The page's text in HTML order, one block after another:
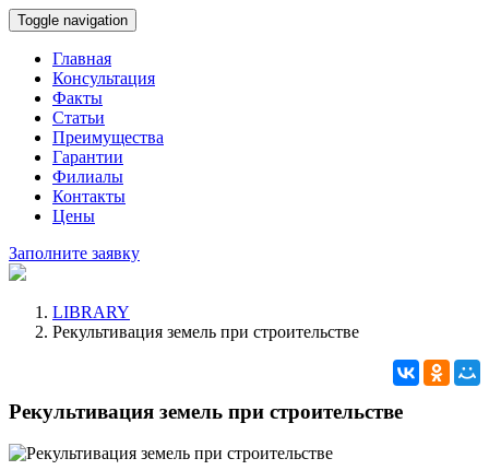
Toggle navigation
Главная
Консультация
Факты
Статьи
Преимущества
Гарантии
Филиалы
Контакты
Цены
Заполните заявку
LIBRARY
Рекультивация земель при строительстве
Рекультивация земель при строительстве